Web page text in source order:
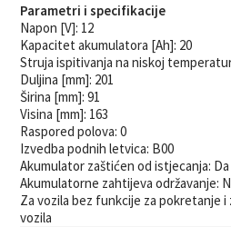
Parametri i specifikacije
Napon [V]: 12
Kapacitet akumulatora [Ah]: 20
Struja ispitivanja na niskoj
Duljina [mm]: 201
Širina [mm]:91
Visina [mm]: 163
Raspored polova:0
Izvedba podnih letvica: B00
Akumulator zaštićen od istjecanja: Da
Akumulatorne zahtijeva održavanje:
Za vozila bez funkcije za pokretanje
vozila